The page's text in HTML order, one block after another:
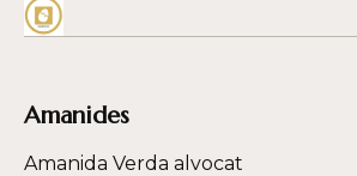
Amanides
Amanida Verda alvocat